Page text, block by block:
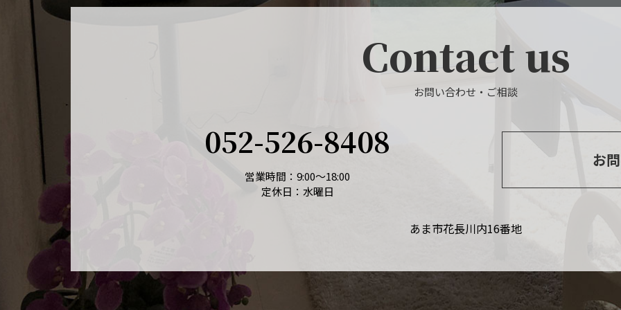
Contact us
お問い合わせ・ご相談
052-526-8408
営業時間：9:00～18:00
定休日：水曜日
お
あま市花長川内16番地